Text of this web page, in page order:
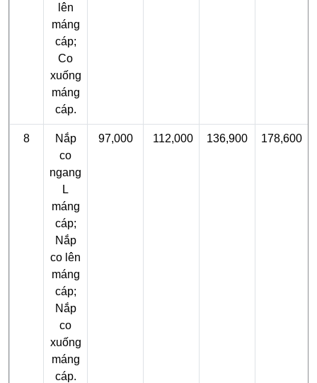
lên
máng
cáp;
Co
xuống
máng
cáp.
8
Nắp
co
ngang
L
máng
cáp;
Nắp
co lên
máng
cáp;
Nắp
co
xuống
máng
cáp.
97,000 112,000 136,900 178,600